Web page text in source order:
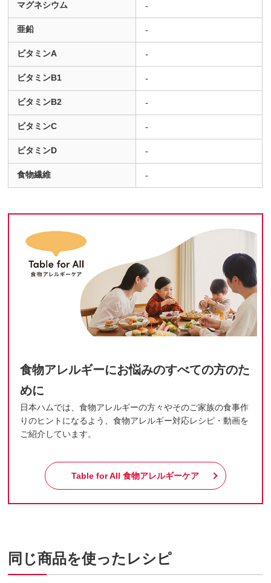
マグネシウム -
亜鉛 -
ビタミンA -
ビタミンB1 -
ビタミンB2 -
ビタミンC -
ビタミンD -
食物繊維 -
食物アレルギーにお悩みのすべての方のた
めに
日本ハムでは、食物アレルギーの方々やそのご家族の食事作
りのヒントになるよう、食物アレルギー対応レシピ・動画を
ご紹介しています。
Table for All食物アレルギーケア
同じ商品を使ったレシピ